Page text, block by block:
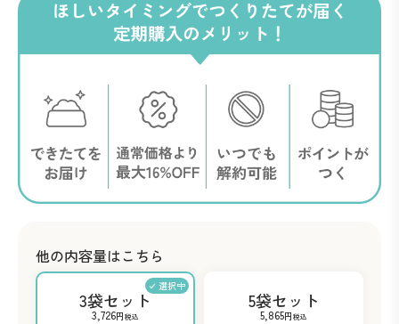
他の内容量はこちら
3袋セット
3,726円税込
5袋セット
5,865円税込